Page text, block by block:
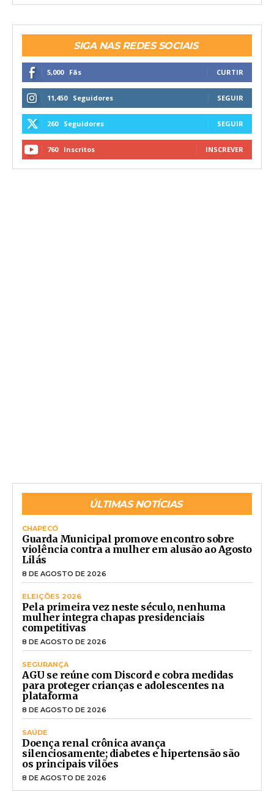
SIGA NAS REDES SOCIAIS
5,000 Fãs CURTIR
11,450 Seguidores SEGUIR
260 Seguidores SEGUIR
760 Inscritos INSCREVER
ÚLTIMAS NOTÍCIAS
CHAPECÓ
Guarda Municipal promove encontro sobre
violência contra a mulher em alusão ao Agosto
Lilás
8 DE AGOSTO DE 2026
ELEIÇÕES 2026
Pela primeira vez neste século, nenhuma
mulher integra chapas presidenciais
competitivas
8 DE AGOSTO DE 2026
SEGURANÇA
AGU se reúne com Discord e cobra medidas
para proteger crianças e adolescentes na
plataforma
8 DE AGOSTO DE 2026
SAÚDE
Doença renal crônica avança
silenciosamente; diabetes e hipertensão são
os principais vilões
8 DE AGOSTO DE 2026